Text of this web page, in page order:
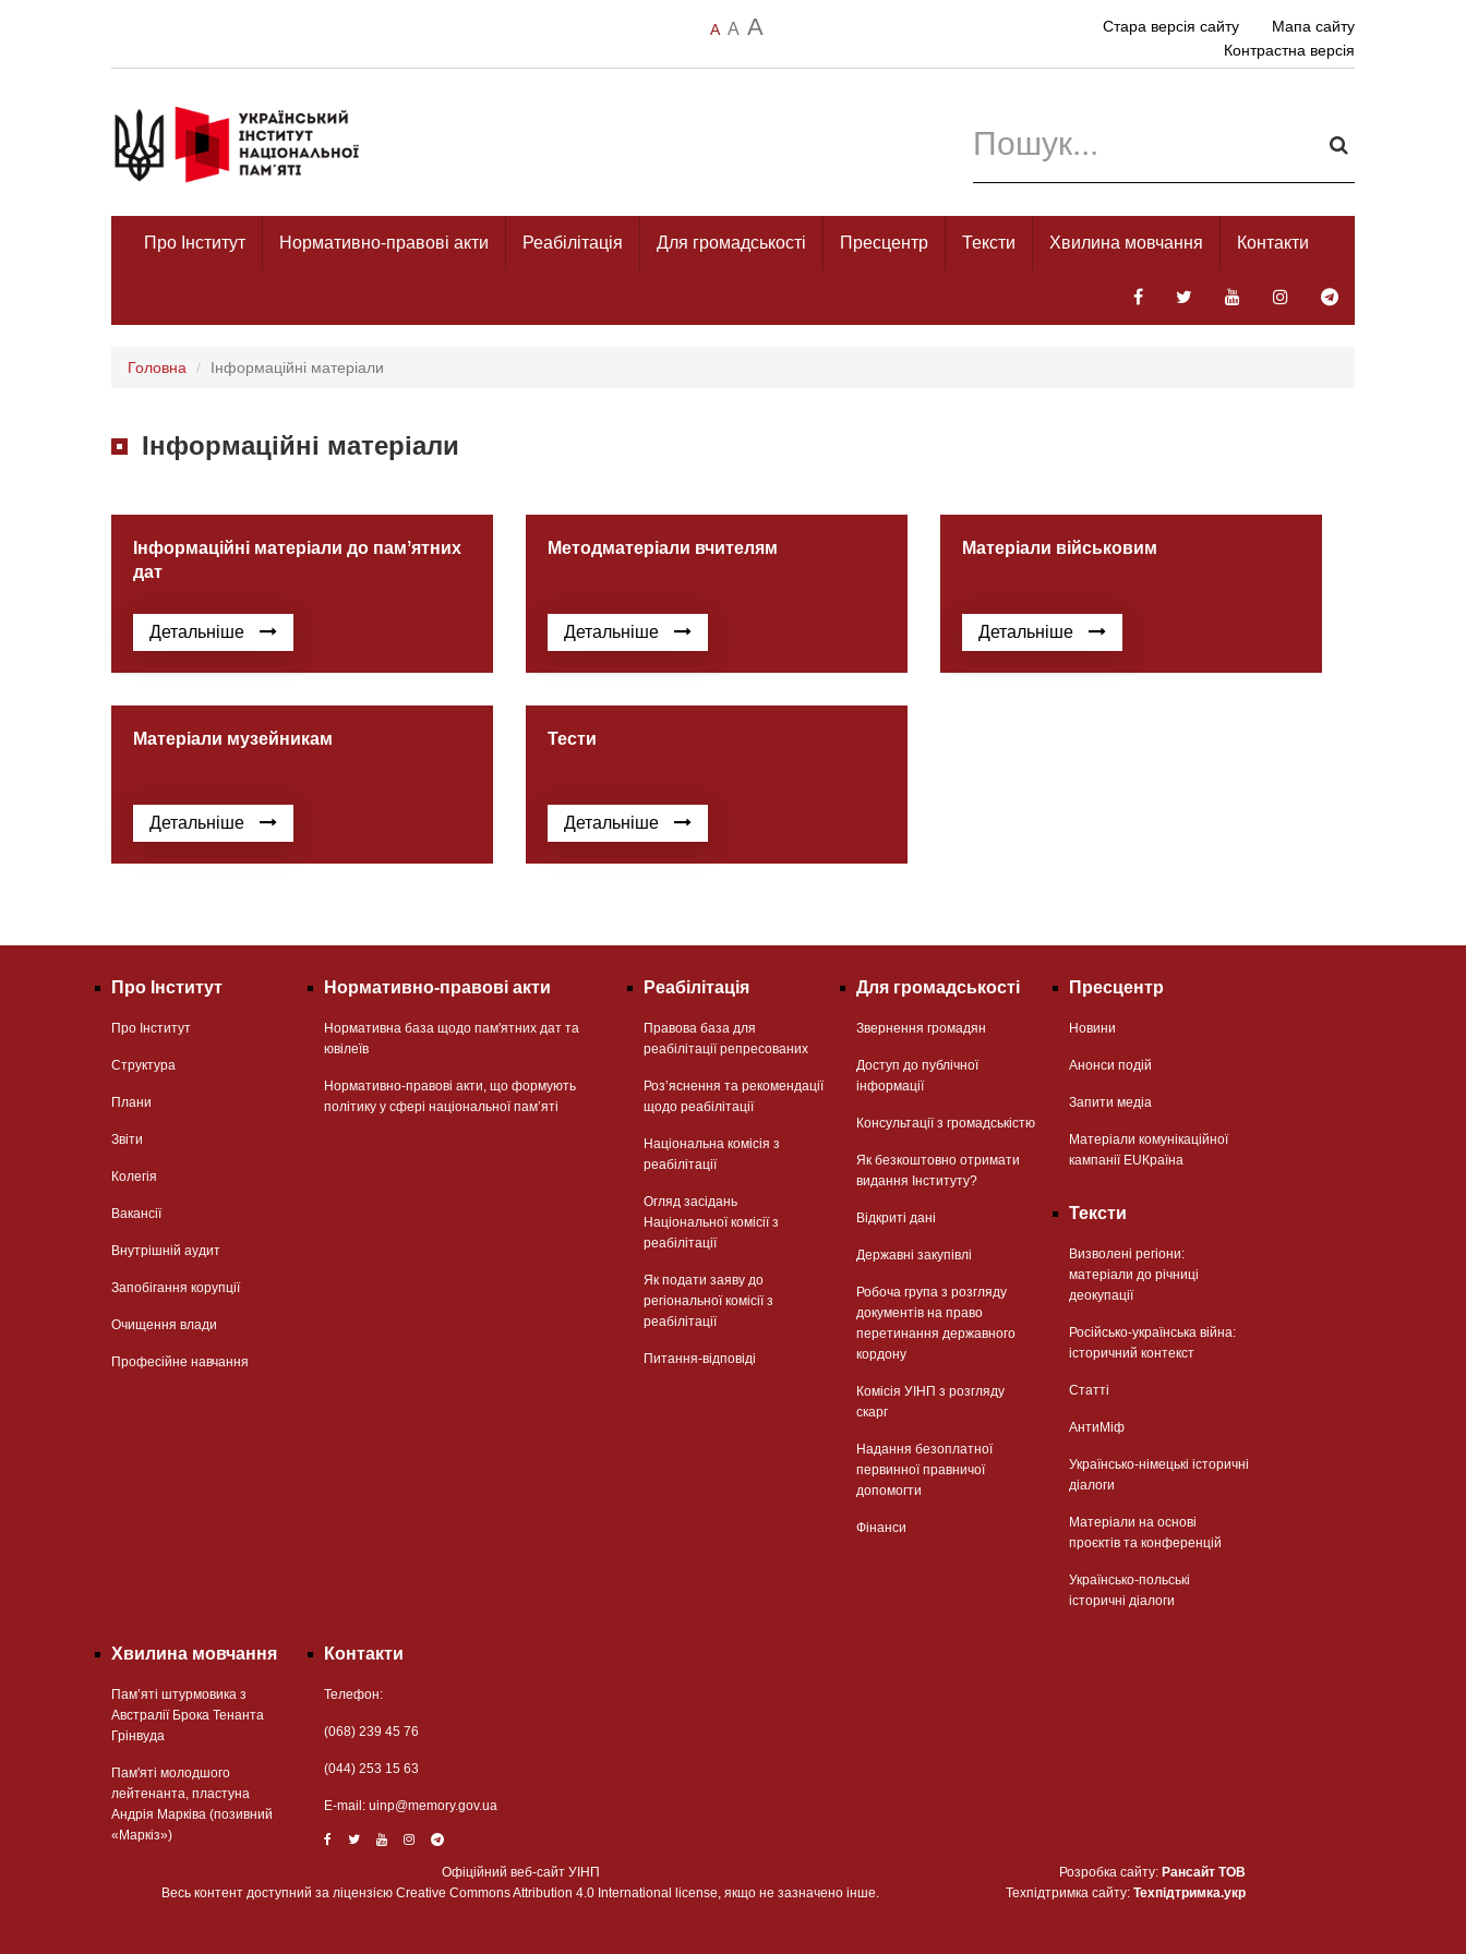
A A A Стара версія сайту
Мапа сайту
Контрастна версія
Про Інститут Нормативно-правові акти Реабілітація Для громадськості Пресцентр Тексти Хвилина мовчання Контакти
Головна Інформаційні матеріали
Інформаційні матеріали
Інформаційні матеріали до памʼятних
дат
Детальніше
Методматеріали вчителям
Детальніше
Матеріали військовим
Детальніше
Матеріали музейникам
Детальніше
Тести
Детальніше
Про Інститут
Про Інститут
Структура
Плани
Звіти
Колегія
Вакансії
Внутрішній аудит
Запобігання корупції
Очищення влади
Професійне навчання
Нормативно-правові акти
Нормативна база щодо пам'ятних дат та
ювілеїв
Нормативно-правові акти, що формують
політику у сфері національної памʼяті
Реабілітація
Правова база для
реабілітації репресованих
Розʼяснення та рекомендації
щодо реабілітації
Національна комісія з
реабілітації
Огляд засідань
Національної комісії з
реабілітації
Як подати заяву до
регіональної комісії з
реабілітації
Питання-відповіді
Для громадськості
Звернення громадян
Доступ до публічної
інформації
Консультації з громадськістю
Як безкоштовно отримати
видання Інституту?
Відкриті дані
Державні закупівлі
Робоча група з розгляду
документів на право
перетинання державного
кордону
Комісія УІНП з розгляду
скарг
Надання безоплатної
первинної правничої
допомогти
Фінанси
Пресцентр
Новини
Анонси подій
Запити медіа
Матеріали комунікаційної
кампанії EUКраїна
Тексти
Визволені регіони:
матеріали до річниці
деокупації
Російсько-українська війна:
історичний контекст
Статті
АнтиМіф
Українсько-німецькі історичні
діалоги
Матеріали на основі
проєктів та конференцій
Українсько-польські
історичні діалоги
Хвилина мовчання
Пам’яті штурмовика з
Австралії Брока Тенанта
Грінвуда
Пам'яті молодшого
лейтенанта, пластуна
Андрія Марківа (позивний
«Маркіз»)
Контакти
Телефон:
(068) 239 45 76
(044) 253 15 63
Е-mail: uinp@memory.gov.ua
Офіційний веб-сайт УІНП
Весь контент доступний за ліцензією Creative Commons Attribution 4.0 International license, якщо не зазначено інше.
Розробка сайту: Рансайт ТОВ
Техпідтримка сайту: Техпідтримка.укр